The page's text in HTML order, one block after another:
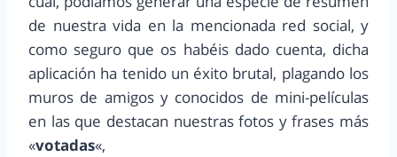
de nuestra vida en la mencionada red social, y
como seguro que os habéis dado cuenta, dicha
aplicación ha tenido un éxito brutal, plagando los
muros de amigos y conocidos de mini-películas
en las que destacan nuestras fotos y frases más
«votadas«,